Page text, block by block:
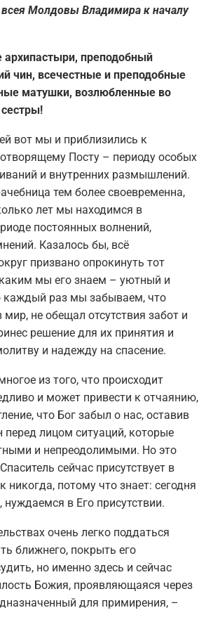
Молдовы Владимира к началу
преподобный
чин, всечестные и преподобные
матушки, возлюбленные во
вот мы и приблизились к
Посту – периоду особых
и внутренних размышлений.
тем более своевременна,
лет мы находимся в
постоянных волнений,
Казалось бы, всё
призвано опрокинуть тот
мы его знаем – уютный и
раз мы забываем, что
мир, не обещал отсутствия забот и
решение для их принятия и
и надежду на спасение.
из того, что происходит
и может привести к отчаянию,
что Бог забыл о нас, оставив
перед лицом ситуаций, которые
и непреодолимыми. Но это
сейчас присутствует в
никогда, потому что знает: сегодня
в Его присутствии.
очень легко поддаться
ближнего, покрыть его
но именно здесь и сейчас
Божия, проявляющаяся через
для примирения, –